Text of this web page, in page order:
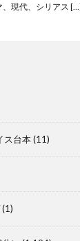
、現代、シリアス
ス台本(11)
(1)